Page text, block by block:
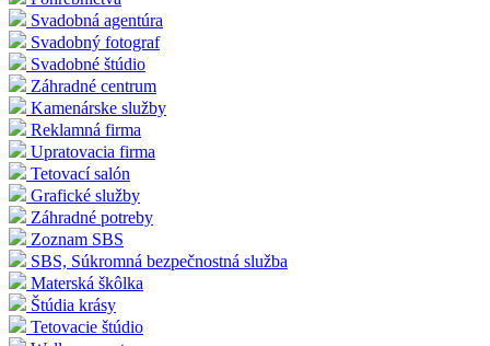
Svadobná agentúra
Svadobný fotograf
Svadobné štúdio
Záhradné centrum
Kamenárske služby
Reklamná firma
Upratovacia firma
Tetovací salón
Grafické služby
Záhradné potreby
Zoznam SBS
SBS, Súkromná bezpečnostná služba
Materská škôlka
Štúdia krásy
Tetovacie štúdio